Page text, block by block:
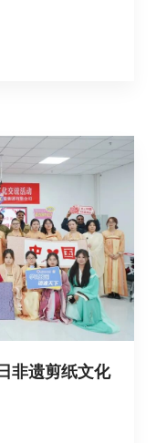
非遗剪纸文化